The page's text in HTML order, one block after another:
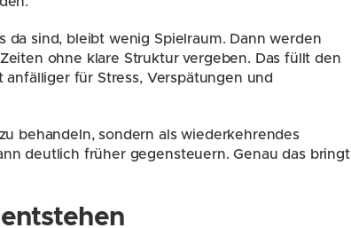
sind, bleibt wenig Spielraum. Dann werden
ohne klare Struktur vergeben. Das füllt den
für Stress, Verspätungen und
behandeln, sondern als wiederkehrendes
deutlich früher gegensteuern. Genau das bringt